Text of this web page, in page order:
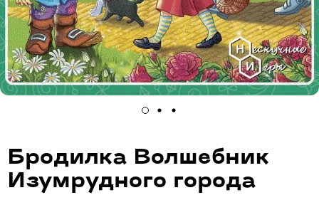
Бродилка Волшебник
Изумрудного города